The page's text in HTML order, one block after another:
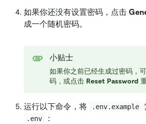
如果你还没有设置密码，点击
成一个随机密码。
小贴士
如果你之前已经生成过密码，
码，或点击 Reset Password
运行以下命令，将 .env.example
.env ：